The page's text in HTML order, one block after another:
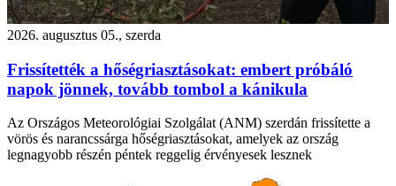
2026. augusztus 05., szerda
Frissítették a hőségriasztásokat: embert próbáló
napok jönnek, tovább tombol a kánikula
Az Országos Meteorológiai Szolgálat (ANM) szerdán frissítette a
vörös és narancssárga hőségriasztásokat, amelyek az ország
legnagyobb részén péntek reggelig érvényesek lesznek